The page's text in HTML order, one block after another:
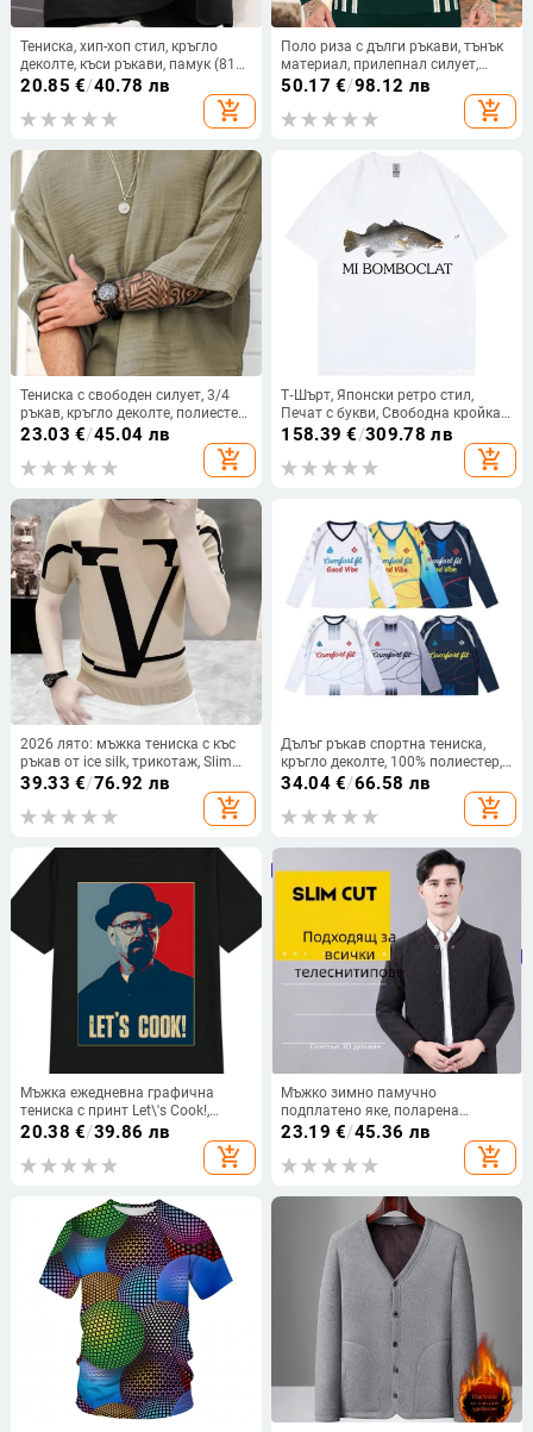
Тениска, хип-хоп стил, кръгло
деколте, къси ръкави, памук (81–
90%), литературно ретро принт
20.85 €/40.78 лв
add_shopping_cart
Поло риза с дълги ръкави, тънък
материал, прилепнал силует,
райета с флокинг, основен плат
вискоза (≥96%), коприна текстура
50.17 €/98.12 лв
add_shopping_cart
Тениска с свободен силует, 3/4
ръкав, кръгло деколте, полиестер
96%+, летен ежедневен стил
23.03 €/45.04 лв
add_shopping_cart
Т‑Шърт, Японски ретро стил,
Печат с букви, Свободна кройка,
Къс ръкав, Кръгло деколте, Памук
158.39 €/309.78 лв
add_shopping_cart
2026 лято: мъжка тениска с къс
ръкав от ice silk, трикотаж, Slim
Fit, принт с букви от европейска
39.33 €/76.92 лв
add_shopping_cart
Дълъг ръкав спортна тениска,
кръгло деколте, 100% полиестер,
дишаща и антибактериална,
влаготвеждаща, буквен принт в
дизайн с цветни блокове
34.04€/66.58 лв
add_shopping_cart
Мъжка ежедневна графична
тениска с принт Let\'s Cook!,
ретро дизайн на персонаж,
кръгло деколте, къси ръкави,
памучна тъкан
20.38 €/39.86 лв
add_shopping_cart
Мъжко зимно памучно
подплатено яке, поларена
подплата, стояща яка, дълги
странични джобове, еднобортна
23.19 €/45.36 лв
add_shopping_cart